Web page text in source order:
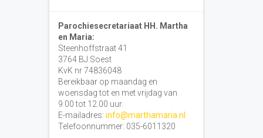
Parochiesecretariaat HH. Martha
en Maria:
Steenhoffstraat 41
3764 BJ Soest
KvK nr 74836048
Bereikbaar op maandag en
woensdag tot en met vrijdag van
9.00 tot 12.00 uur.
E-mailadres: info@marthamaria.nl
Telefoonnummer: 035-6011320